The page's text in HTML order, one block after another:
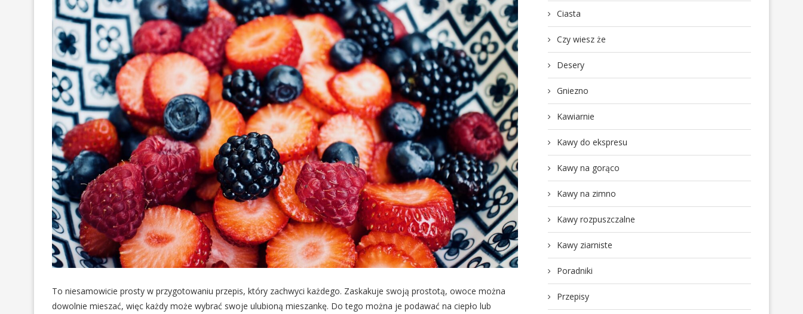
To niesamowicie prosty w przygotowaniu przepis, który zachwyci każdego. Zaskakuje swoją prostotą, owoce można
dowolnie mieszać, więc każdy może wybrać swoje ulubioną mieszankę. Do tego można je podawać na ciepło lub
Ciasta
Czy wiesz że
Desery
Gniezno
Kawiarnie
Kawy do ekspresu
Kawy na gorąco
Kawy na zimno
Kawy rozpuszczalne
Kawy ziarniste
Poradniki
Przepisy